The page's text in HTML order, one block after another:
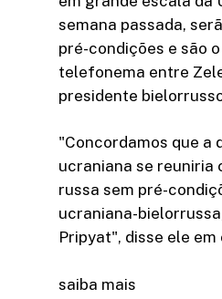
semana passada,
pré-condições e são
telefonema entre
presidente
"Concordamos que a
ucraniana se reuniria
russa sem pré-
ucraniana-
Pripyat", disse ele em
saiba mais